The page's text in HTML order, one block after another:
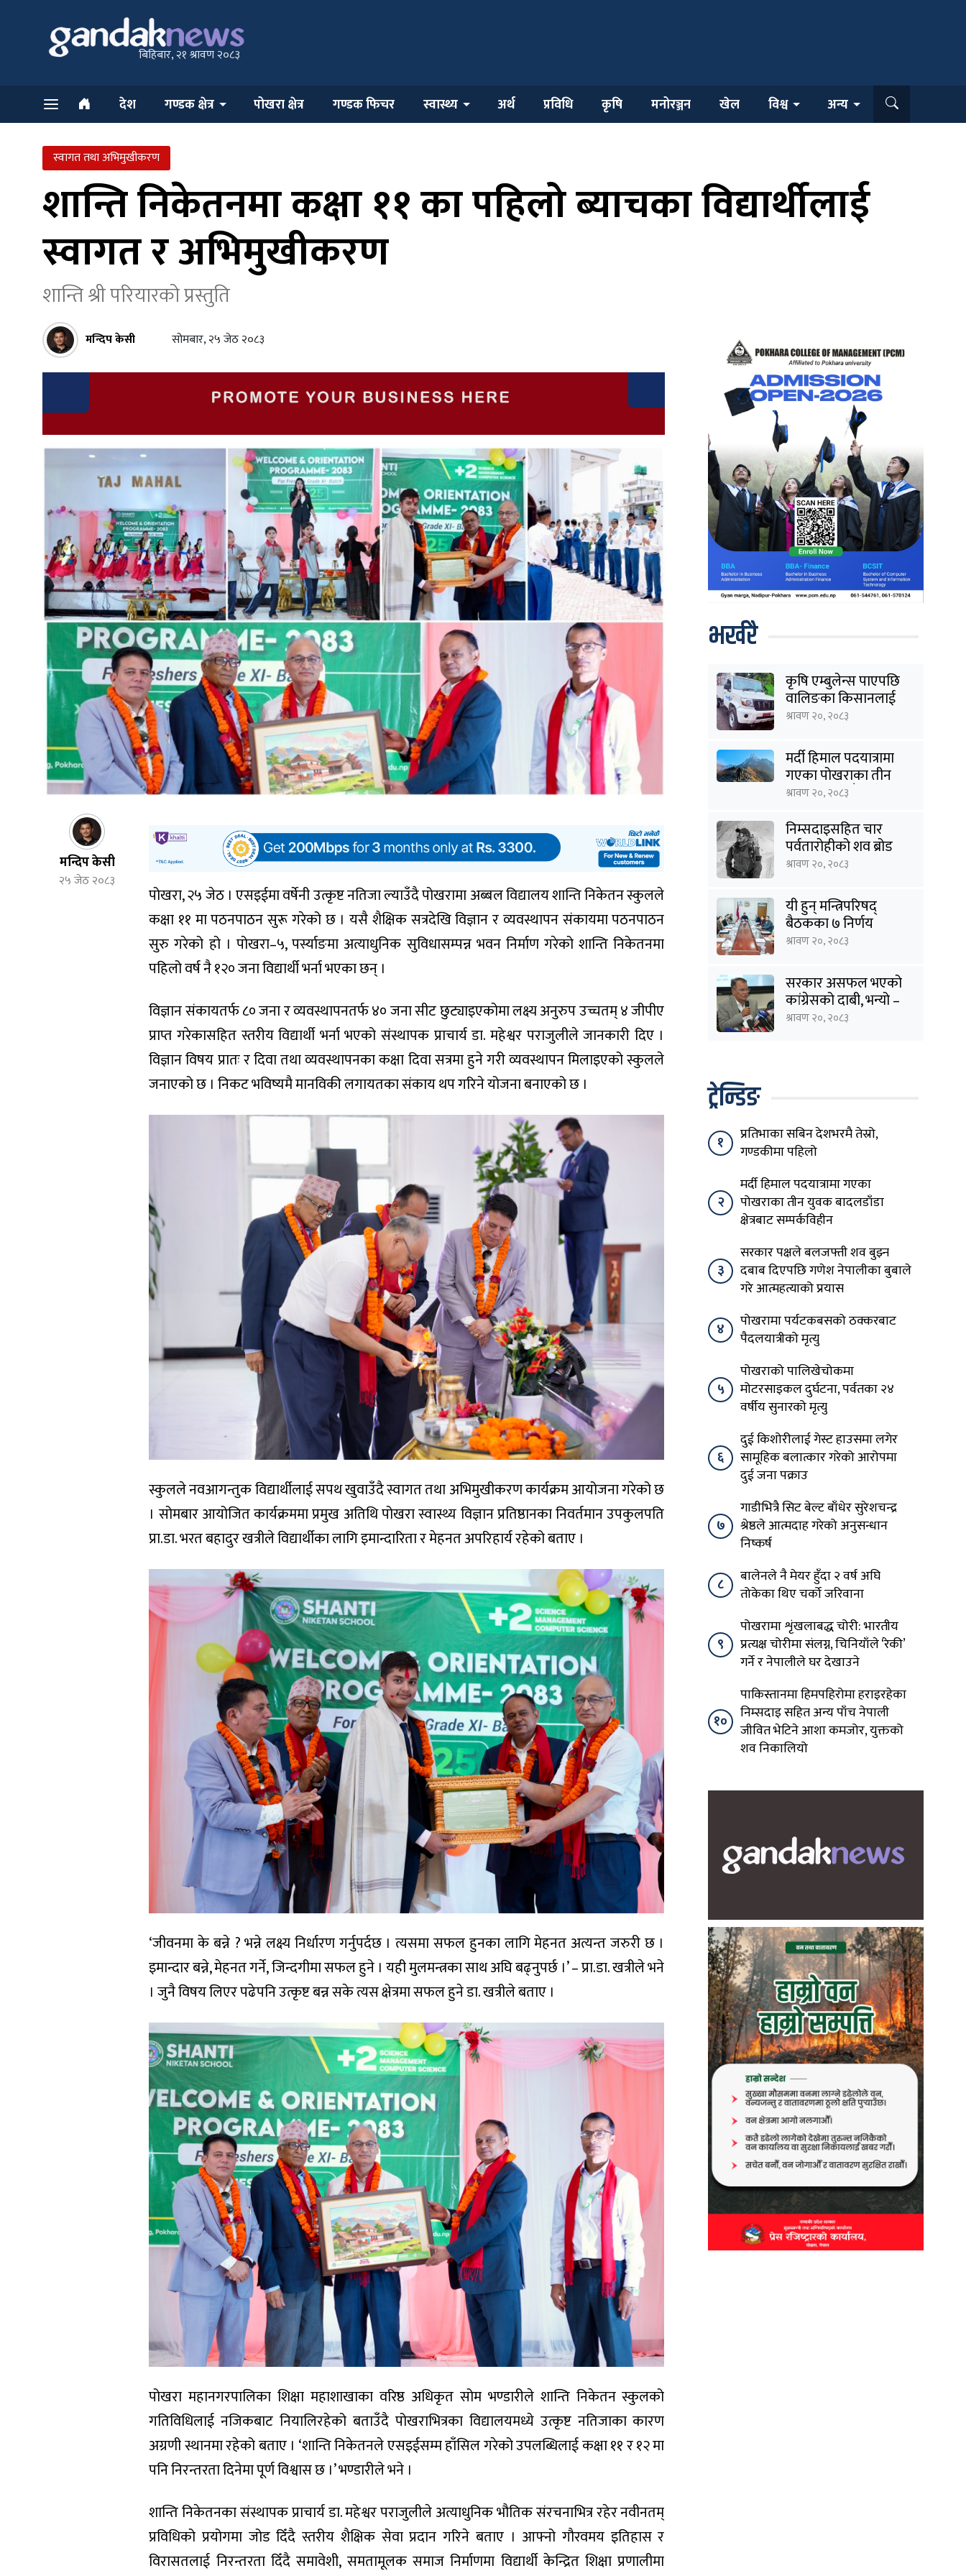
बिहिबार, २१ श्रावण २०८३
देश गण्डक क्षेत्र पोखरा क्षेत्र गण्डक फिचर स्वास्थ्य अर्थ प्रविधि कृषि मनोरञ्जन खेल विश्व अन्य
स्वागत तथा अभिमुखीकरण
शान्ति निकेतनमा कक्षा ११ का पहिलो ब्याचका विद्यार्थीलाई
स्वागत र अभिमुखीकरण
शान्ति श्री परियारको प्रस्तुति
मन्दिप केसी सोमबार, २५ जेठ २०८३
मन्दिप केसी
२५ जेठ २०८३
पोखरा, २५ जेठ । एसइईमा वर्षेनी उत्कृष्ट नतिजा ल्याउँदै पोखरामा अब्बल विद्यालय शान्ति निकेतन स्कुलले
कक्षा ११ मा पठनपाठन सुरू गरेको छ । यसै शैक्षिक सत्रदेखि विज्ञान र व्यवस्थापन संकायमा पठनपाठन
सुरु गरेको हो । पोखरा–५, पर्स्याङमा अत्याधुनिक सुविधासम्पन्न भवन निर्माण गरेको शान्ति निकेतनमा
पहिलो वर्ष नै १२० जना विद्यार्थी भर्ना भएका छन् ।
विज्ञान संकायतर्फ ८० जना र व्यवस्थापनतर्फ ४० जना सीट छुट्याइएकोमा लक्ष्य अनुरुप उच्चतम् ४ जीपीए
प्राप्त गरेकासहित स्तरीय विद्यार्थी भर्ना भएको संस्थापक प्राचार्य डा. महेश्वर पराजुलीले जानकारी दिए ।
विज्ञान विषय प्रातः र दिवा तथा व्यवस्थापनका कक्षा दिवा सत्रमा हुने गरी व्यवस्थापन मिलाइएको स्कुलले
जनाएको छ । निकट भविष्यमै मानविकी लगायतका संकाय थप गरिने योजना बनाएको छ ।
स्कुलले नवआगन्तुक विद्यार्थीलाई सपथ खुवाउँदै स्वागत तथा अभिमुखीकरण कार्यक्रम आयोजना गरेको छ
। सोमबार आयोजित कार्यक्रममा प्रमुख अतिथि पोखरा स्वास्थ्य विज्ञान प्रतिष्ठानका निवर्तमान उपकुलपति
प्रा.डा. भरत बहादुर खत्रीले विद्यार्थीका लागि इमान्दारिता र मेहनत अपरिहार्य रहेको बताए ।
‘जीवनमा के बन्ने ? भन्ने लक्ष्य निर्धारण गर्नुपर्दछ । त्यसमा सफल हुनका लागि मेहनत अत्यन्त जरुरी छ ।
इमान्दार बन्ने, मेहनत गर्ने, जिन्दगीमा सफल हुने । यही मुलमन्त्रका साथ अघि बढ्नुपर्छ ।’ – प्रा.डा. खत्रीले भने
। जुनै विषय लिएर पढेपनि उत्कृष्ट बन्न सके त्यस क्षेत्रमा सफल हुने डा. खत्रीले बताए ।
पोखरा महानगरपालिका शिक्षा महाशाखाका वरिष्ठ अधिकृत सोम भण्डारीले शान्ति निकेतन स्कुलको
गतिविधिलाई नजिकबाट नियालिरहेको बताउँदै पोखराभित्रका विद्यालयमध्ये उत्कृष्ट नतिजाका कारण
अग्रणी स्थानमा रहेको बताए । ‘शान्ति निकेतनले एसइईसम्म हाँसिल गरेको उपलब्धिलाई कक्षा ११ र १२ मा
पनि निरन्तरता दिनेमा पूर्ण विश्वास छ ।’ भण्डारीले भने ।
शान्ति निकेतनका संस्थापक प्राचार्य डा. महेश्वर पराजुलीले अत्याधुनिक भौतिक संरचनाभित्र रहेर नवीनतम्
प्रविधिको प्रयोगमा जोड दिँदै स्तरीय शैक्षिक सेवा प्रदान गरिने बताए । आफ्नो गौरवमय इतिहास र
विरासतलाई निरन्तरता दिँदै समावेशी, समतामूलक समाज निर्माणमा विद्यार्थी केन्द्रित शिक्षा प्रणालीमा
भर्खरै
कृषि एम्बुलेन्स पाएपछि
वालिङका किसानलाई
राहत
श्रावण २०, २०८३
मर्दी हिमाल पदयात्रामा
गएका पोखराका तीन
युवक बादलडाँडा क्षेत्रबाट
श्रावण २०, २०८३
निम्सदाइसहित चार
पर्वतारोहीको शव ब्रोड
पिकबाट बेस क्याम्पमा
श्रावण २०, २०८३
यी हुन् मन्त्रिपरिषद्
बैठकका ७ निर्णय
श्रावण २०, २०८३
सरकार असफल भएको
कांग्रेसको दाबी, भन्यो –
‘जनविश्वासको संकटमा
श्रावण २०, २०८३
ट्रेन्डिङ
१
प्रतिभाका सबिन देशभरमै तेस्रो,
गण्डकीमा पहिलो
२
मर्दी हिमाल पदयात्रामा गएका
पोखराका तीन युवक बादलडाँडा
क्षेत्रबाट सम्पर्कविहीन
३
सरकार पक्षले बलजफ्ती शव बुझ्न
दबाब दिएपछि गणेश नेपालीका बुबाले
गरे आत्महत्याको प्रयास
४
पोखरामा पर्यटकबसको ठक्करबाट
पैदलयात्रीको मृत्यु
५
पोखराको पालिखेचोकमा
मोटरसाइकल दुर्घटना, पर्वतका २४
वर्षीय सुनारको मृत्यु
६
दुई किशोरीलाई गेस्ट हाउसमा लगेर
सामूहिक बलात्कार गरेको आरोपमा
दुई जना पक्राउ
७
गाडीभित्रै सिट बेल्ट बाँधेर सुरेशचन्द्र
श्रेष्ठले आत्मदाह गरेको अनुसन्धान
निष्कर्ष
८
बालेनले नै मेयर हुँदा २ वर्ष अघि
तोकेका थिए चर्को जरिवाना
९
पोखरामा शृंखलाबद्ध चोरी: भारतीय
प्रत्यक्ष चोरीमा संलग्न, चिनियाँले ‘रेकी’
गर्ने र नेपालीले घर देखाउने
१०
पाकिस्तानमा हिमपहिरोमा हराइरहेका
निम्सदाइ सहित अन्य पाँच नेपाली
जीवित भेटिने आशा कमजोर, युक्तको
शव निकालियो